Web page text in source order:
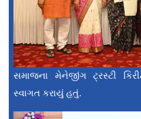
સમાજના મેનેજીંગ ટ્રસ્ટી
સ્વાગત કરાયું હતું.